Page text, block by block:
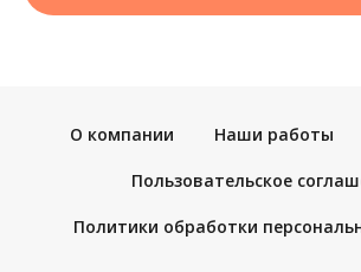
О компании Наши работы
Пользовательское
Политики обработки